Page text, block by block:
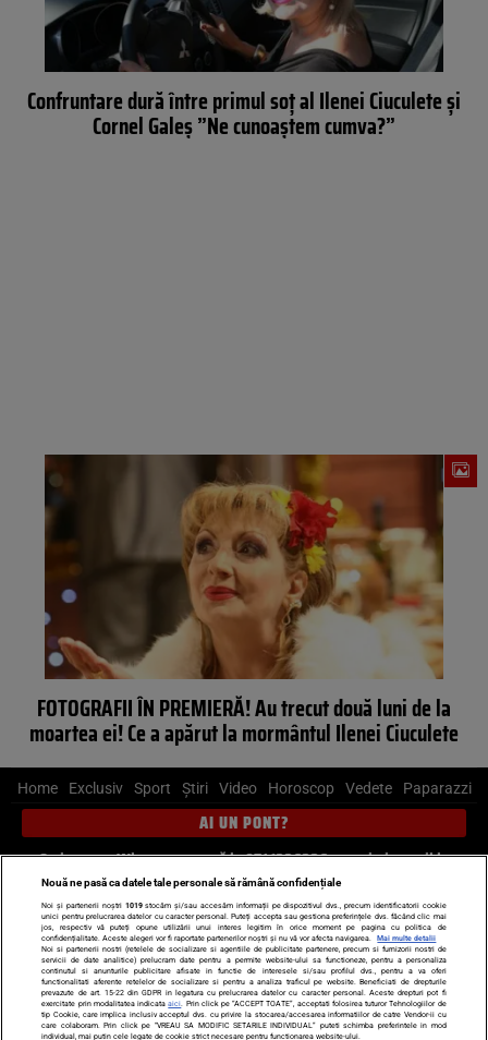
Confruntare dură între primul soţ al Ilenei Ciuculete şi
Cornel Galeş ”Ne cunoaştem cumva?”
FOTOGRAFII ÎN PREMIERĂ! Au trecut două luni de la
moartea ei! Ce a apărut la mormântul Ilenei Ciuculete
Home Exclusiv Sport Știri Video Horoscop Vedete Paparazzi
AI UN PONT?
Scrie-ne pe Whatsapp, sună la 0741226226 sau trimite mail la
pont@cancan.ro
Știri interne Știri externe
Politică
Ultimele stiri
Diete Insula Iubirii Dictionar de vise
LIFE STYLE
Horoscop
Echipa editorială
Termeni si condiții Politica de confidențialitate
Nouă ne pasă ca datele tale personale să rămână confidențiale
Noi și partenerii noștri 1019stocăm și/sau accesăm informații pe dispozitivul dvs., precum identificatorii cookie
unici pentru prelucrarea datelor cu caracter personal. Puteți accepta sau gestiona preferințele dvs. făcând clic mai
jos, respectiv vă puteți opune utilizării unui interes legitim în orice moment pe pagina cu politica de
confidențialitate. Aceste alegeri vor fi raportate partenerilor noștri și nu vă vor afecta navigarea.
Mai multe detalii
Noi si partenerii nostri (retelele de socializare si agentiile de publicitate partenere, precum si furnizorii nostri de
servicii de date analitice) prelucram date pentru a permite website-ului sa functioneze, pentru a personaliza
continutul si anunturile publicitare afisate in functie de interesele si/sau profilul dvs., pentru a va oferi
functionalitati aferente retelelor de socializare si pentru a analiza traficul pe website. Beneficiati de drepturile
prevazute de art. 15-22 din GDPR in legatura cu prelucrarea datelor cu caracter personal. Aceste drepturi pot fi
exercitate prin modalitatea indicataaici . Prin click pe “ACCEPT TOATE”, acceptati folosirea tuturor Tehnologiilor de
tip Cookie, care implica inclusiv acceptul dvs. cu privire la stocarea/accesarea informatiilor de catre Vendor-ii cu
care colaboram. Prin click pe “VREAU SA MODIFIC SETARILE INDIVIDUAL” puteti schimba preferintele in mod
individual, mai putin cele legate de cookie strict necesare pentru functionarea website-ului.